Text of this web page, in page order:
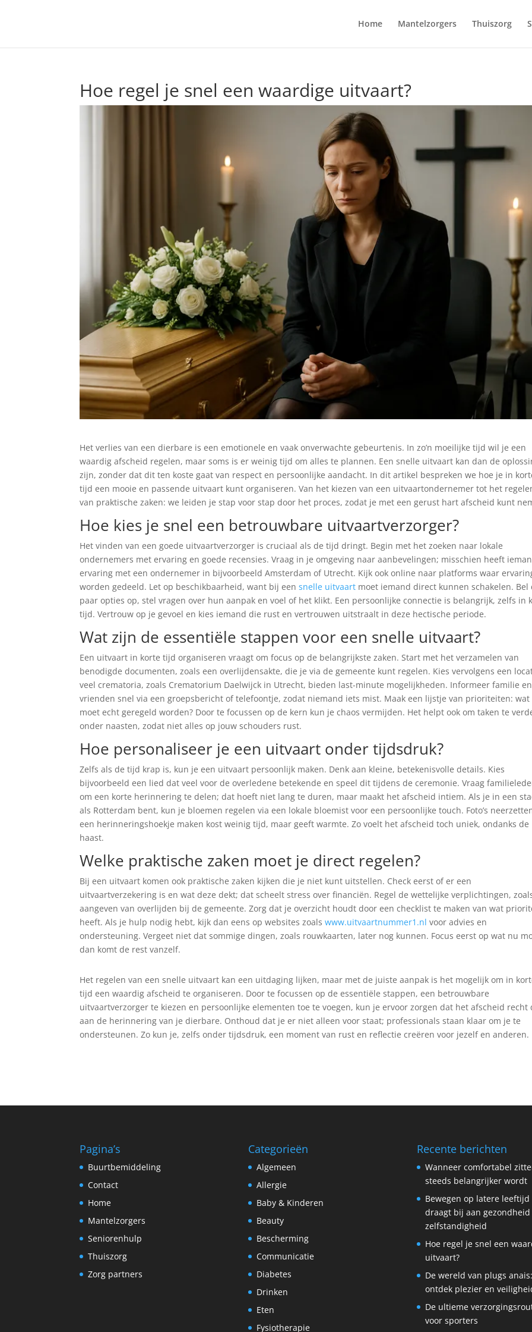
Home Mantelzorgers Thuiszorg
Hoe regel je snel een waardige uitvaart?
Het verlies van een dierbare is een emotionele en vaak onverwachte gebeurtenis. In zo’n moeilijke tijd wil je een
waardig afscheid regelen, maar soms is er weinig tijd om alles te plannen. Een snelle uitvaart kan dan de
zijn, zonder dat dit ten koste gaat van respect en persoonlijke aandacht. In dit artikel bespreken we hoe je in
tijd een mooie en passende uitvaart kunt organiseren. Van het kiezen van een uitvaartondernemer tot het
van praktische zaken: we leiden je stap voor stap door het proces, zodat je met een gerust hart afscheid kunt
Hoe kies je snel een betrouwbare uitvaartverzorger?
Het vinden van een goede uitvaartverzorger is cruciaal als de tijd dringt. Begin met het zoeken naar lokale
ondernemers met ervaring en goede recensies. Vraag in je omgeving naar aanbevelingen; misschien heeft
ervaring met een ondernemer in bijvoorbeeld Amsterdam of Utrecht. Kijk ook online naar platforms waar
worden gedeeld. Let op beschikbaarheid, want bij eensnelle uitvaart moet iemand direct kunnen schakelen. Bel
paar opties op, stel vragen over hun aanpak en voel of het klikt. Een persoonlijke connectie is belangrijk, zelfs in
tijd. Vertrouw op je gevoel en kies iemand die rust en vertrouwen uitstraalt in deze hectische periode.
Wat zijn de essentiële stappen voor een snelle uitvaart?
Een uitvaart in korte tijd organiseren vraagt om focus op de belangrijkste zaken. Start met het verzamelen van
benodigde documenten, zoals een overlijdensakte, die je via de gemeente kunt regelen. Kies vervolgens een
veel crematoria, zoals Crematorium Daelwijck in Utrecht, bieden last-minute mogelijkheden. Informeer familie en
vrienden snel via een groepsbericht of telefoontje, zodat niemand iets mist. Maak een lijstje van prioriteiten: wat
moet echt geregeld worden? Door te focussen op de kern kun je chaos vermijden. Het helpt ook om taken te
onder naasten, zodat niet alles op jouw schouders rust.
Hoe personaliseer je een uitvaart onder tijdsdruk?
Zelfs als de tijd krap is, kun je een uitvaart persoonlijk maken. Denk aan kleine, betekenisvolle details. Kies
bijvoorbeeld een lied dat veel voor de overledene betekende en speel dit tijdens de ceremonie. Vraag
om een korte herinnering te delen; dat hoeft niet lang te duren, maar maakt het afscheid intiem. Als je in een
als Rotterdam bent, kun je bloemen regelen via een lokale bloemist voor een persoonlijke touch. Foto’s
een herinneringshoekje maken kost weinig tijd, maar geeft warmte. Zo voelt het afscheid toch uniek, ondanks de
haast.
Welke praktische zaken moet je direct regelen?
Bij een uitvaart komen ook praktische zaken kijken die je niet kunt uitstellen. Check eerst of er een
uitvaartverzekering is en wat deze dekt; dat scheelt stress over financiën. Regel de wettelijke verplichtingen,
aangeven van overlijden bij de gemeente. Zorg dat je overzicht houdt door een checklist te maken van wat
heeft. Als je hulp nodig hebt, kijk dan eens op websites zoalswww.uitvaartnummer1.nl voor advies en
ondersteuning. Vergeet niet dat sommige dingen, zoals rouwkaarten, later nog kunnen. Focus eerst op wat nu
dan komt de rest vanzelf.
Het regelen van een snelle uitvaart kan een uitdaging lijken, maar met de juiste aanpak is het mogelijk om in
tijd een waardig afscheid te organiseren. Door te focussen op de essentiële stappen, een betrouwbare
uitvaartverzorger te kiezen en persoonlijke elementen toe te voegen, kun je ervoor zorgen dat het afscheid recht
aan de herinnering van je dierbare. Onthoud dat je er niet alleen voor staat; professionals staan klaar om je te
ondersteunen. Zo kun je, zelfs onder tijdsdruk, een moment van rust en reflectie creëren voor jezelf en anderen.
Pagina’s
Buurtbemiddeling
Contact
Home
Mantelzorgers
Seniorenhulp
Thuiszorg
Zorg partners
Categorieën
Algemeen
Allergie
Baby & Kinderen
Beauty
Bescherming
Communicatie
Diabetes
Drinken
Eten
Fysiotherapie
Recente berichten
Wanneer comfortabel
steeds belangrijker wordt
Bewegen op latere leeftijd
draagt bij aan gezondheid
zelfstandigheid
Hoe regel je snel een
uitvaart?
De wereld van plugs anais:
ontdek plezier en
De ultieme
voor sporters